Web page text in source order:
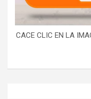
CACE CLIC EN LA